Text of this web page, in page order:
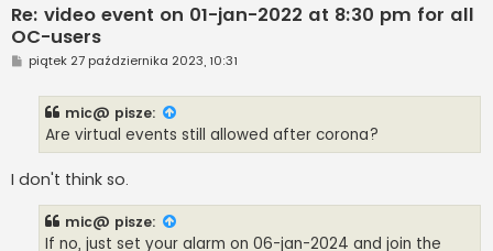
Re: video event on 01-jan-2022 at 8:30 pm for all
OC-users
P
o
piątek 27 października 2023, 10:31
mic@ pisze:
Are virtual events still allowed after corona?
I don't think so.
mic@ pisze:
If no, just set your alarm on 06-jan-2024 and join the